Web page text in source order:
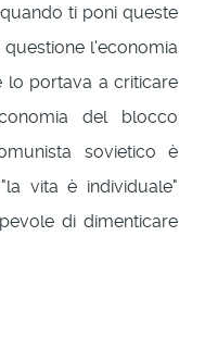
ti poni queste
l'economia
lo portava a criticare
del blocco
sovietico è
vita è individuale"
di dimenticare